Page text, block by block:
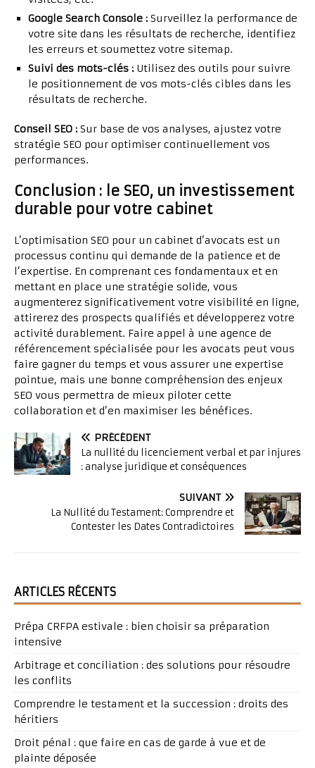
Google Search Console : Surveillez la performance de
votre site dans les résultats de recherche, identifiez
les erreurs et soumettez votre sitemap.
Suivi des mots-clés : Utilisez des outils pour suivre
le positionnement de vos mots-clés cibles dans les
résultats de recherche.
Conseil SEO : Sur base de vos analyses, ajustez votre
stratégie SEO pour optimiser continuellement vos
performances.
Conclusion : le SEO, un investissement
durable pour votre cabinet
L’optimisation SEO pour un cabinet d’avocats est un
processus continu qui demande de la patience et de
l’expertise. En comprenant ces fondamentaux et en
mettant en place une stratégie solide, vous
augmenterez significativement votre visibilité en ligne,
attirerez des prospects qualifiés et développerez votre
activité durablement. Faire appel à une agence de
référencement spécialisée pour les avocats peut vous
faire gagner du temps et vous assurer une expertise
pointue, mais une bonne compréhension des enjeux
SEO vous permettra de mieux piloter cette
collaboration et d’en maximiser les bénéfices.
PRÉCÉDENT
La nullité du licenciement verbal et par injures
: analyse juridique et conséquences
SUIVANT
La Nullité du Testament: Comprendre et
Contester les Dates Contradictoires
ARTICLES RÉCENTS
Prépa CRFPA estivale : bien choisir sa préparation
intensive
Arbitrage et conciliation : des solutions pour résoudre
les conflits
Comprendre le testament et la succession : droits des
héritiers
Droit pénal : que faire en cas de garde à vue et de
plainte déposée